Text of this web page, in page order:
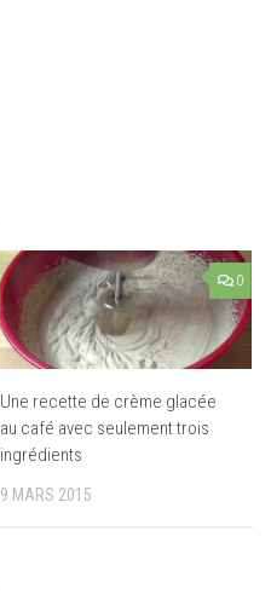
0
Une recette de crème glacée
au café avec seulement trois
ingrédients
9 MARS 2015